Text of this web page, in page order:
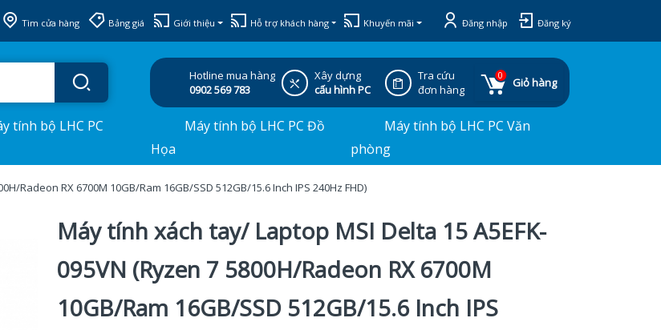
Tìm cửa hàng Bảng giá Giới thiệu Hỗ trợ khách hàng Khuyến mãi Đăng nhập Đăng ký
Hotline mua hàng
0902 569 783
Xây dựng
cấu hình PC
Tra cứu
đơn hàng
0
Giỏ hàng
tính bộ LHC PC
Máy tính bộ LHC PC Đồ
Họa
Máy tính bộ LHC PC Văn
phòng
Radeon RX 6700M 10GB/Ram 16GB/SSD 512GB/15.6 Inch IPS 240Hz FHD)
Máy tính xách tay/ Laptop MSI Delta 15 A5EFK-
095VN (Ryzen 7 5800H/Radeon RX 6700M
10GB/Ram 16GB/SSD 512GB/15.6 Inch IPS